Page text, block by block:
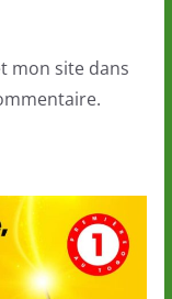
mon site dans